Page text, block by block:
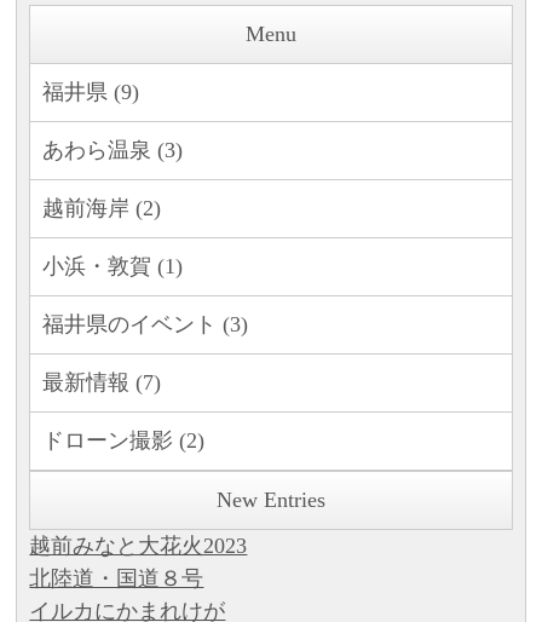
Menu
福井県 (9)
あわら温泉 (3)
越前海岸 (2)
小浜・敦賀 (1)
福井県のイベント (3)
最新情報 (7)
ドローン撮影 (2)
New Entries
越前みなと大花火2023
北陸道・国道８号
イルカにかまれけが